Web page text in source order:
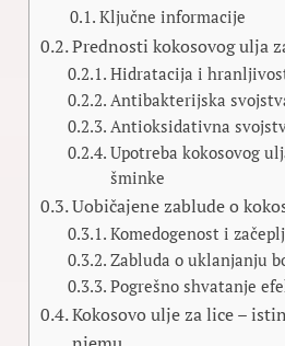
Ključne informacije
Prednosti kokosovog ulja
Hidratacija i
Antibakterijska
Antioksidativna
Upotreba kokosovog
šminke
Uobičajene zablude o
Komedogenost i
Zabluda o uklanjanju
Pogrešno shvatanje
Kokosovo ulje za lice –